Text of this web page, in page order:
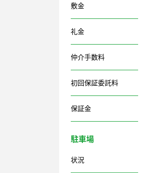
敷金
礼金
仲介手数料
初回保証委託料
保証金
駐車場
状況